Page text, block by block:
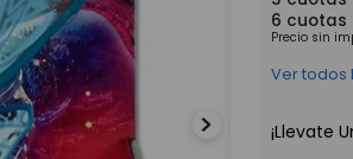
6 cuotas
Precio sin
Ver todos
¡Llevate